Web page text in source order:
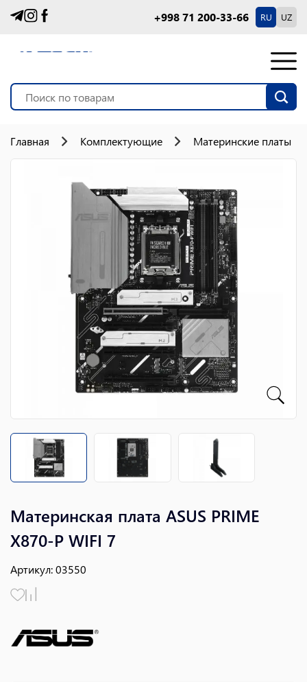
+998 71 200-33-66 RU UZ
Главная Комплектующие Материнские платы
Материнская плата ASUS PRIME
X870-P WIFI 7
Артикул:03550